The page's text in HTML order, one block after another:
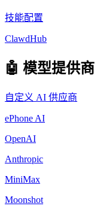
技能配置
ClawdHub
🤖 模型提供商
自定义 AI 供应商
ePhone AI
OpenAI
Anthropic
MiniMax
Moonshot